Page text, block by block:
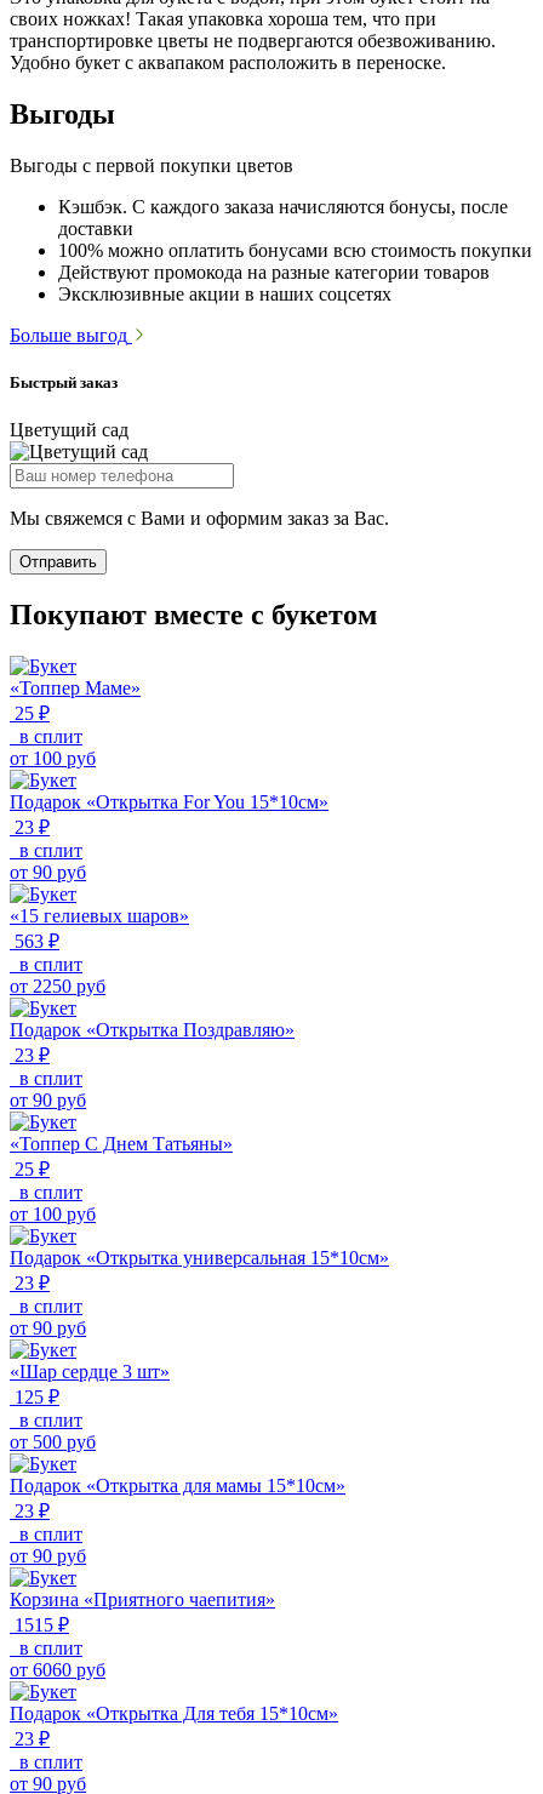
своих ножках! Такая упаковка хороша тем, что при
транспортировке цветы не подвергаются обезвоживанию.
Удобно букет с аквапаком расположить в переноске.
Выгоды
Выгоды с первой покупки цветов
Кэшбэк. С каждого заказа начисляются бонусы, после
доставки
100% можно оплатить бонусами всю стоимость покупки
Действуют промокода на разные категории товаров
Эксклюзивные акции в наших соцсетях
Больше выгод
Быстрый заказ
Цветущий сад
Мы свяжемся с Вами и оформим заказ за Вас.
Отправить
Покупают вместе с букетом
«Топпер Маме»
25 ₽
в сплит
от 100 руб
Подарок «Открытка For You 15*10см»
23 ₽
в сплит
от 90 руб
«15 гелиевых шаров»
563 ₽
в сплит
от 2250 руб
Подарок «Открытка Поздравляю»
23 ₽
в сплит
от 90 руб
«Топпер С Днем Татьяны»
25 ₽
в сплит
от 100 руб
Подарок «Открытка универсальная 15*10см»
23 ₽
в сплит
от 90 руб
«Шар сердце 3 шт»
125 ₽
в сплит
от 500 руб
Подарок «Открытка для мамы 15*10см»
23 ₽
в сплит
от 90 руб
Корзина «Приятного чаепития»
1515 ₽
в сплит
от 6060 руб
Подарок «Открытка Для тебя 15*10см»
23 ₽
в сплит
от 90 руб